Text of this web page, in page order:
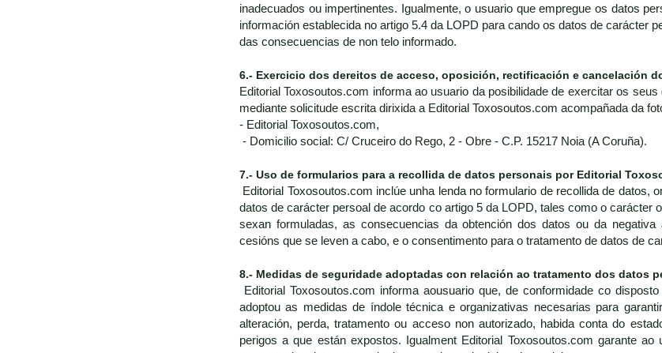
inadecuados ou impertinentes. Igualmente, o usuario que empregue os datos
información establecida no artigo 5.4 da LOPD para cando os datos de carácter
das consecuencias de non telo informado.
6.- Exercicio dos dereitos de acceso, oposición, rectificación e cancelación
Editorial Toxosoutos.com informa ao usuario da posibilidade de exercitar os
mediante solicitude escrita dirixida a Editorial Toxosoutos.com acompañada da
- Editorial Toxosoutos.com,
- Domicilio social: C/ Cruceiro do Rego, 2 - Obre - C.P. 15217 Noia (A Coruña).
7.- Uso de formularios para a recollida de datos personais por Editorial
Editorial Toxosoutos.com inclúe unha lenda no formulario de recollida de datos,
datos de carácter persoal de acordo co artigo 5 da LOPD, tales como o carácter
sexan formuladas, as consecuencias da obtención dos datos ou da
cesións que se leven a cabo, e o consentimento para o tratamento de datos de
8.- Medidas de seguridade adoptadas con relación ao tratamento dos datos
Editorial Toxosoutos.com informa aousuario que, de conformidade co
adoptou as medidas de índole técnica e organizativas necesarias para
alteración, perda, tratamento ou acceso non autorizado, habida conta do
perigos a que están expostos. Igualment Editorial Toxosoutos.com garante